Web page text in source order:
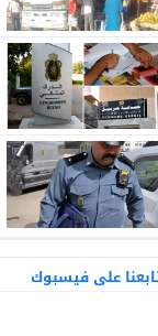
على فيسبوك